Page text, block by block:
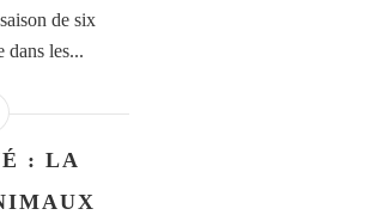
de six
dans les...
: LA